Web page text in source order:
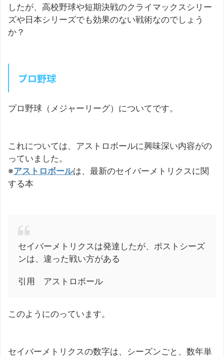
したが、高校野球や短期決戦のクライマックスシリー
ズや日本シリーズでも効果のない戦術なのでしょう
か？
プロ野球
プロ野球（メジャーリーグ）についてです。
これについては、アストロボールに興味深い内容がの
っていました。
※アストロボールは、最新のセイバーメトリクスに関
する本
セイバーメトリクスは発達したが、ポストシーズ
ンは、違った戦い方がある
引用 アストロボール
このようにのっています。
セイバーメトリクスの数字は、シーズンごと、数年単